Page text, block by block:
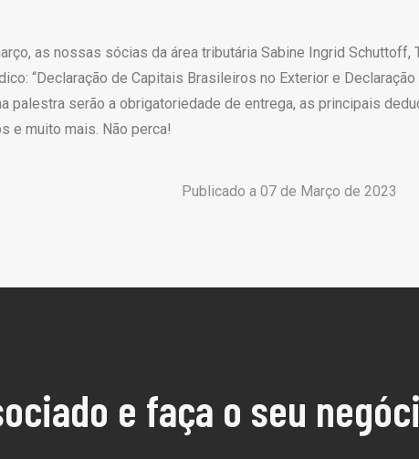
as nossas sócias da área tributária Sabine Ingrid Schuttoff,
“Declaração de Capitais Brasileiros no Exterior e
palestra serão a obrigatoriedade de entrega, as principais
e muito mais. Não perca!
Publicado a 07 de Março de 2023
e faça o seu